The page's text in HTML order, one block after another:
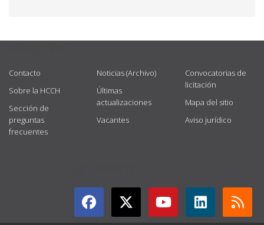
Contacto
Sobre la HCCH
Sección de
preguntas
frecuentes
Noticias (Archivo)
Últimas
actualizaciones
Vacantes
Convocatorias de
licitación
Mapa del sitio
Aviso jurídico